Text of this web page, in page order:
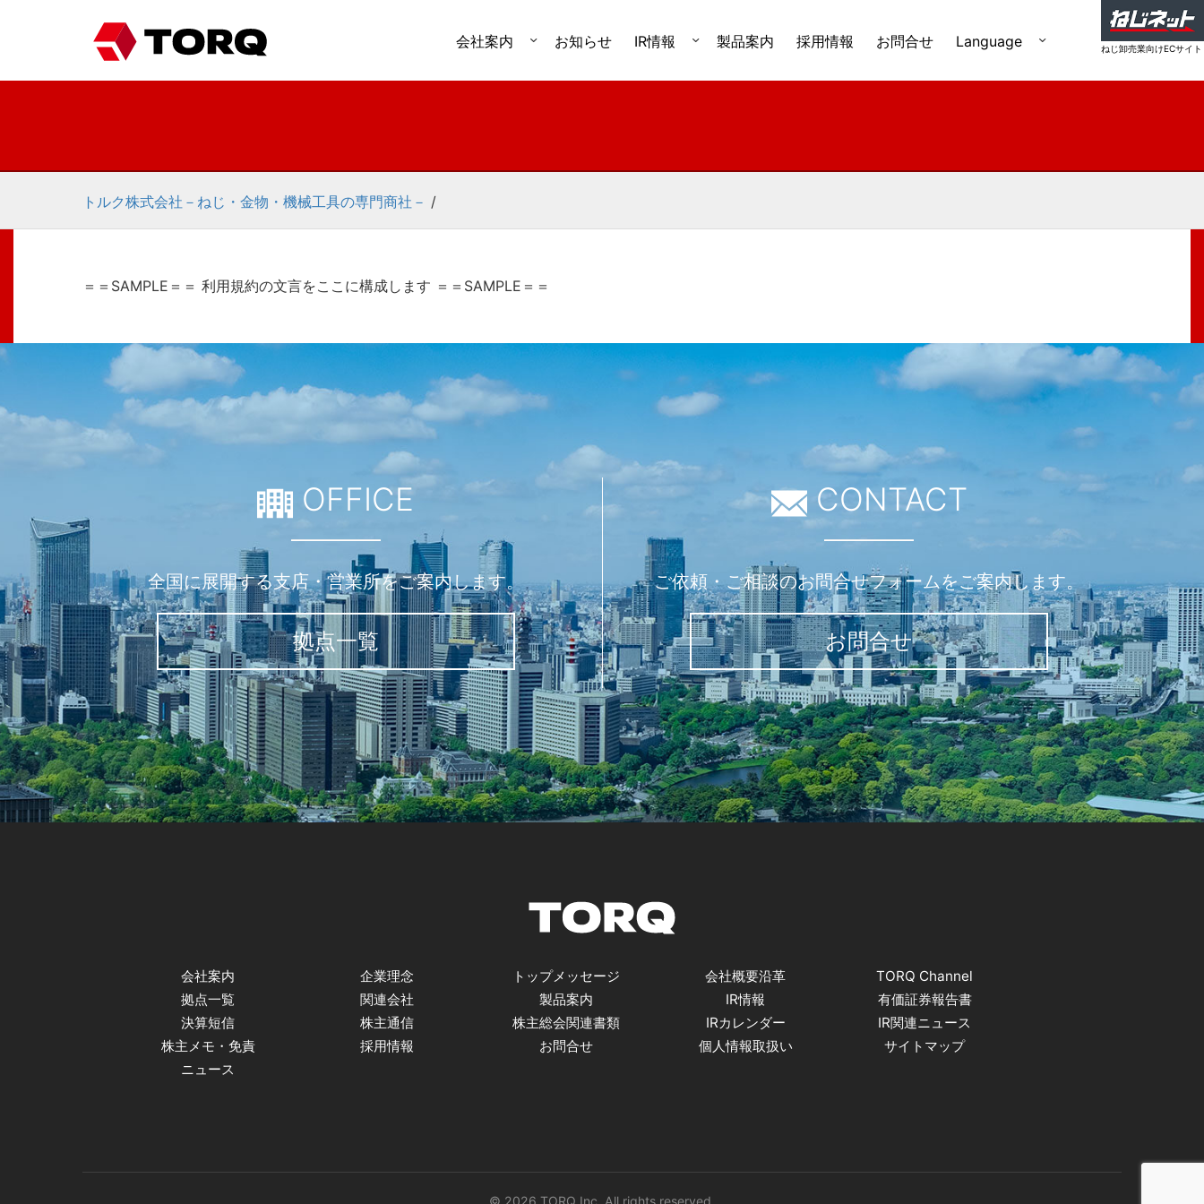
ねじ卸売業向けECサイト
会社案内 お知らせ IR情報 製品案内 採用情報 お問合せ Language
トルク株式会社－ねじ・金物・機械工具の専門商社－ /
＝＝SAMPLE＝＝ 利用規約の文言をここに構成します ＝＝SAMPLE＝＝
OFFICE
全国に展開する支店・営業所をご案内します。
拠点一覧
CONTACT
ご依頼・ご相談のお問合せフォームをご案内します。
お問合せ
会社案内 企業理念 トップメッセージ 会社概要沿革
TORQ Channel
拠点一覧
関連会社 製品案内 IR情報
有価証券報告書
決算短信
株主通信 株主総会関連書類 IRカレンダー
IR関連ニュース
株主メモ・免責
採用情報 お問合せ 個人情報取扱い
サイトマップ
ニュース